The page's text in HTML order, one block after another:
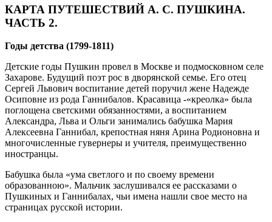
КАРТА ПУТЕШЕСТВИЙ А. С. ПУШКИНА.
ЧАСТЬ 2.
Годы детства (1799-1811)
Детские годы Пушкин провел в Москве и подмосковном селе
Захарове. Будущий поэт рос в дворянской семье. Его отец
Сергей Львович воспитание детей поручил жене Надежде
Осиповне из рода Ганнибалов. Красавица -«креолка» была
поглощена светскими обязанностями, а воспитанием
Александра, Льва и Ольги занимались бабушка Мария
Алексеевна Ганнибал, крепостная няня Арина Родионовна и
многочисленные гувернеры и учителя, преимущественно
иностранцы.
Бабушка была «ума светлого и по своему времени
образованною». Мальчик заслушивался ее рассказами о
Пушкиных и Ганнибалах, чьи имена нашли свое место на
страницах русской истории.